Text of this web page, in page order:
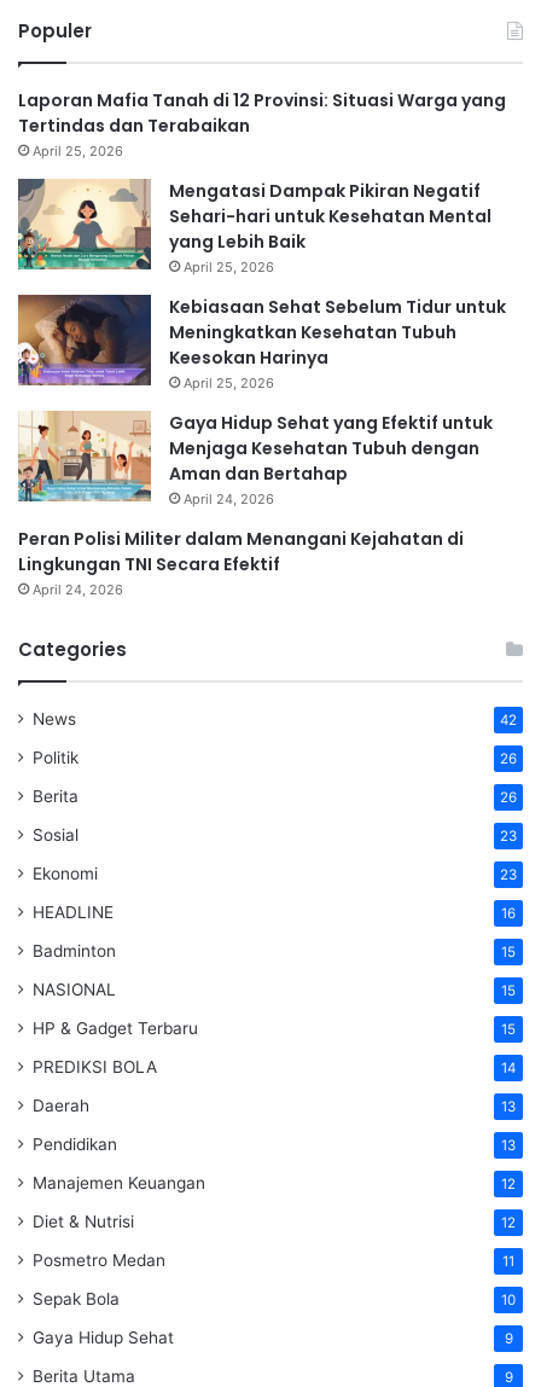
Populer
Laporan Mafia Tanah di 12 Provinsi: Situasi Warga yang
Tertindas dan Terabaikan
April 25, 2026
Mengatasi Dampak Pikiran Negatif
Sehari-hari untuk Kesehatan Mental
yang Lebih Baik
April 25, 2026
Kebiasaan Sehat Sebelum Tidur untuk
Meningkatkan Kesehatan Tubuh
Keesokan Harinya
April 25, 2026
Gaya Hidup Sehat yang Efektif untuk
Menjaga Kesehatan Tubuh dengan
Aman dan Bertahap
April 24, 2026
Peran Polisi Militer dalam Menangani Kejahatan di
Lingkungan TNI Secara Efektif
April 24, 2026
Categories
News 42
Politik 26
Berita 26
Sosial 23
Ekonomi 23
HEADLINE 16
Badminton 15
NASIONAL 15
HP & Gadget Terbaru 15
PREDIKSI BOLA 14
Daerah 13
Pendidikan 13
Manajemen Keuangan 12
Diet & Nutrisi 12
Posmetro Medan 11
Sepak Bola 10
Gaya Hidup Sehat 9
Berita Utama 9